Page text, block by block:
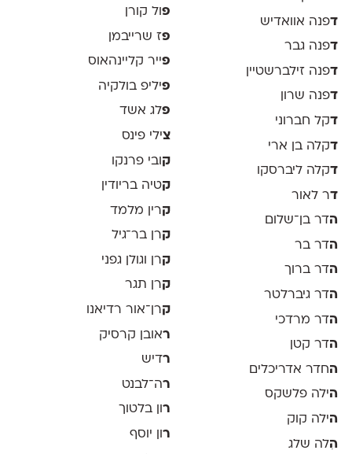
דפנה אוואדיש
דפנה גבר
דפנה זילברשטיין
דפנה שרון
דקל חברוני
דקלה בן ארי
דקלה ליברסקו
דר לאור
הדר בן־שלום
הדר בר
הדר ברוך
הדר גיברלטר
הדר מרדכי
הדר קטן
החדר אדריכלים
הילה פלשקס
הילה קוק
הִלה שלג
פ ול קורן
פז שרייבמן
פייר קליינהאוס
פיליפ בולקיה
פלג אשד
צילי פינס
קובי פרנקו
קטיה בריודין
קרין מלמד
קרן בר־גיל
קרן וגולן גפני
קרן תגר
קרן־אור רדיאנו
ראובן קרסיק
רדיש
רה־לבנט
רון בלטוך
ר ון יוסף